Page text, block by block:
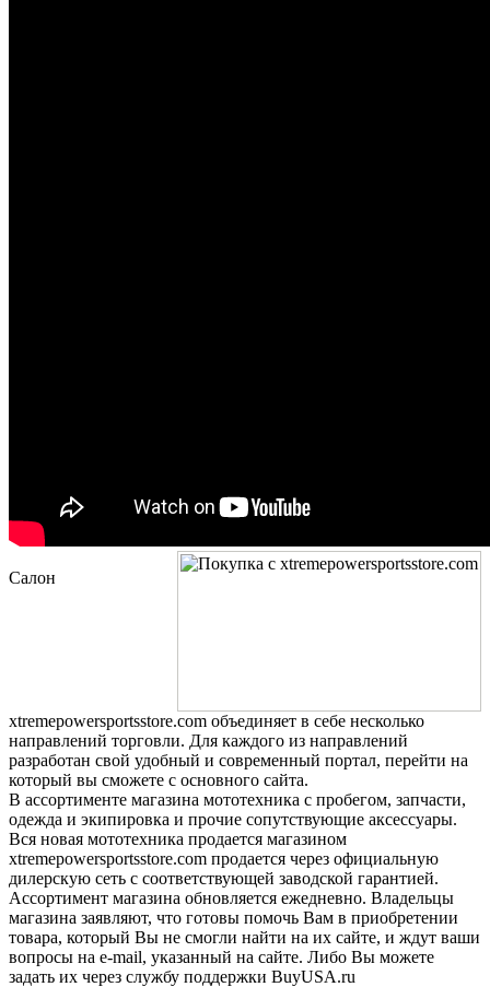
Салон
xtremepowersportsstore.com объединяет в себе несколько
направлений торговли. Для каждого из направлений
разработан свой удобный и современный портал, перейти на
который вы сможете с основного сайта.
В ассортименте магазина мототехника с пробегом, запчасти,
одежда и экипировка и прочие сопутствующие аксессуары.
Вся новая мототехника продается магазином
xtremepowersportsstore.com продается через официальную
дилерскую сеть с соответствующей заводской гарантией.
Ассортимент магазина обновляется ежедневно. Владельцы
магазина заявляют, что готовы помочь Вам в приобретении
товара, который Вы не смогли найти на их сайте, и ждут ваши
вопросы на e-mail, указанный на сайте. Либо Вы можете
задать их через службу поддержки BuyUSA.ru